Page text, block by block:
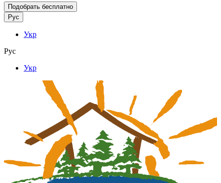
Подобрать бесплатно
Рус
Укр
Рус
Укр